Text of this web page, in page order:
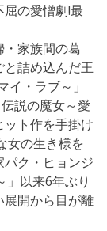
の愛憎劇!最
・家族間の葛
詰め込んだ王
イ・ラブ～」
説の魔女～愛
ト作を手掛け
女の生き様を
ク・ヒョンジ
」以来6年ぶり
展開から目が離